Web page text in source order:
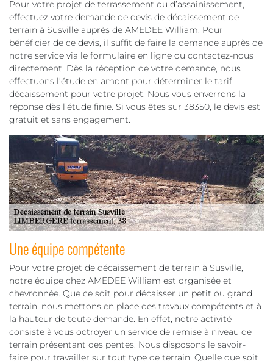
Pour votre projet de terrassement ou d’assainissement,
effectuez votre demande de devis de décaissement de
terrain à Susville auprès de AMEDEE William. Pour
bénéficier de ce devis, il suffit de faire la demande auprès de
notre service via le formulaire en ligne ou contactez-nous
directement. Dès la réception de votre demande, nous
effectuons l’étude en amont pour déterminer le tarif
décaissement pour votre projet. Nous vous enverrons la
réponse dès l’étude finie. Si vous êtes sur 38350, le devis est
gratuit et sans engagement.
Une équipe compétente
Pour votre projet de décaissement de terrain à Susville,
notre équipe chez AMEDEE William est organisée et
chevronnée. Que ce soit pour décaisser un petit ou grand
terrain, nous mettons en place des travaux compétents et à
la hauteur de toute demande. En effet, notre activité
consiste à vous octroyer un service de remise à niveau de
terrain présentant des pentes. Nous disposons le savoir-
faire pour travailler sur tout type de terrain. Quelle que soit